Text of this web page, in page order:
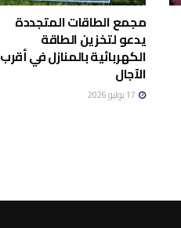
مجمع الطاقات المتجددة
يدعو لتخزين الطاقة
الكهربائية بالمنازل في أقرب
الآجال